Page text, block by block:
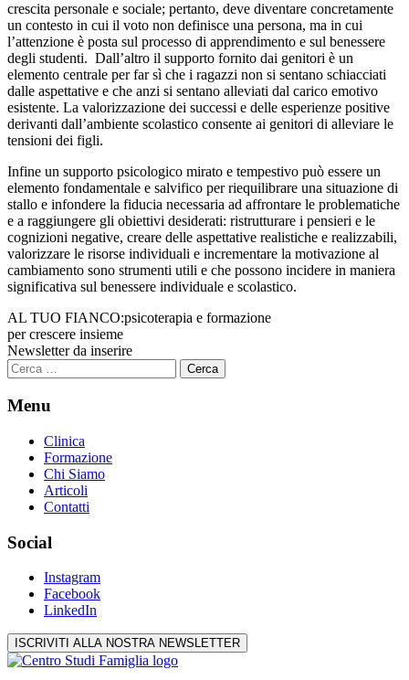
crescita personale e sociale; pertanto, deve diventare concretamente
un contesto in cui il voto non definisce una persona, ma in cui
l’attenzione è posta sul processo di apprendimento e sul benessere
degli studenti. Dall’altro il supporto fornito dai genitori è un
elemento centrale per far sì che i ragazzi non si sentano schiacciati
dalle aspettative e che anzi si sentano alleviati dal carico emotivo
esistente. La valorizzazione dei successi e delle esperienze positive
derivanti dall’ambiente scolastico consente ai genitori di alleviare le
tensioni dei figli.
Infine un supporto psicologico mirato e tempestivo può essere un
elemento fondamentale e salvifico per riequilibrare una situazione di
stallo e infondere la fiducia necessaria ad affrontare le problematiche
e a raggiungere gli obiettivi desiderati: ristrutturare i pensieri e le
cognizioni negative, creare delle aspettative realistiche e realizzabili,
valorizzare le risorse individuali e incrementare la motivazione al
cambiamento sono strumenti utili e che possono incidere in maniera
significativa sul benessere individuale e scolastico.
AL TUO FIANCO:psicoterapia e formazione
per crescere insieme
Newsletter da inserire
Ricerca
per:
Menu
Clinica
Formazione
Chi Siamo
Articoli
Contatti
Social
Instagram
Facebook
LinkedIn
ISCRIVITI ALLA NOSTRA NEWSLETTER